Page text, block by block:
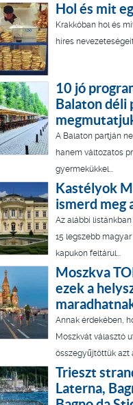
Hol és mit
Krakkóban hol és
híres
10 jó
Balaton déli
A Balaton partján
hanem változatos
gyermekükkel...
Kastélyok
ismerd meg
Az alábbi
15 legszebb
kapukon feltárul...
Moszkva
ezek a
Annak érdekében,
Moszkvát választó
összegyűjtöttük azt
Trieszt
Laterna,